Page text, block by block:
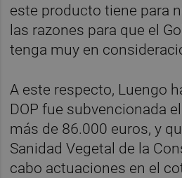
este producto tiene para
las razones para que el
tenga muy en
A este respecto, Luengo
DOP fue subvencionada
más de 86.000 euros, y
Sanidad Vegetal de la
cabo actuaciones en el